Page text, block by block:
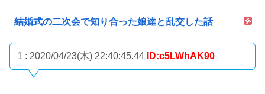
結婚式の二次会で知り合った娘達と乱交した話
1 : 2020/04/23(木) 22:40:45.44 ID:c5LWhAK90